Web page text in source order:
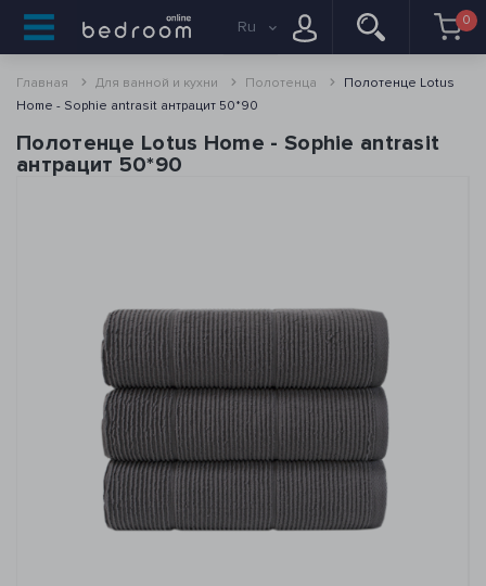
Ru 0
Главная Для ванной и кухни Полотенца
Полотенце Lotus
Home - Sophie antrasit антрацит 50*90
Полотенце Lotus Home - Sophie antrasit
антрацит 50*90